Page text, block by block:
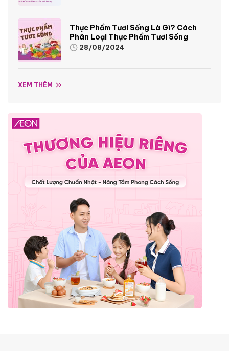
Thực Phẩm Tươi Sống Là Gì? Cách
Phân Loại Thực Phẩm Tươi Sống
28/08/2024
XEM THÊM